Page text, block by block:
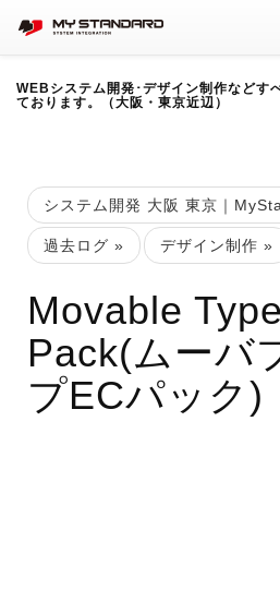
WEBシステム開発･デザイン制作などす
ております。（大阪・東京近辺）
システム開発 大阪 東京｜
過去ログ » デザイン制作 »
Movable
Pack(ムーバ
プECパック)